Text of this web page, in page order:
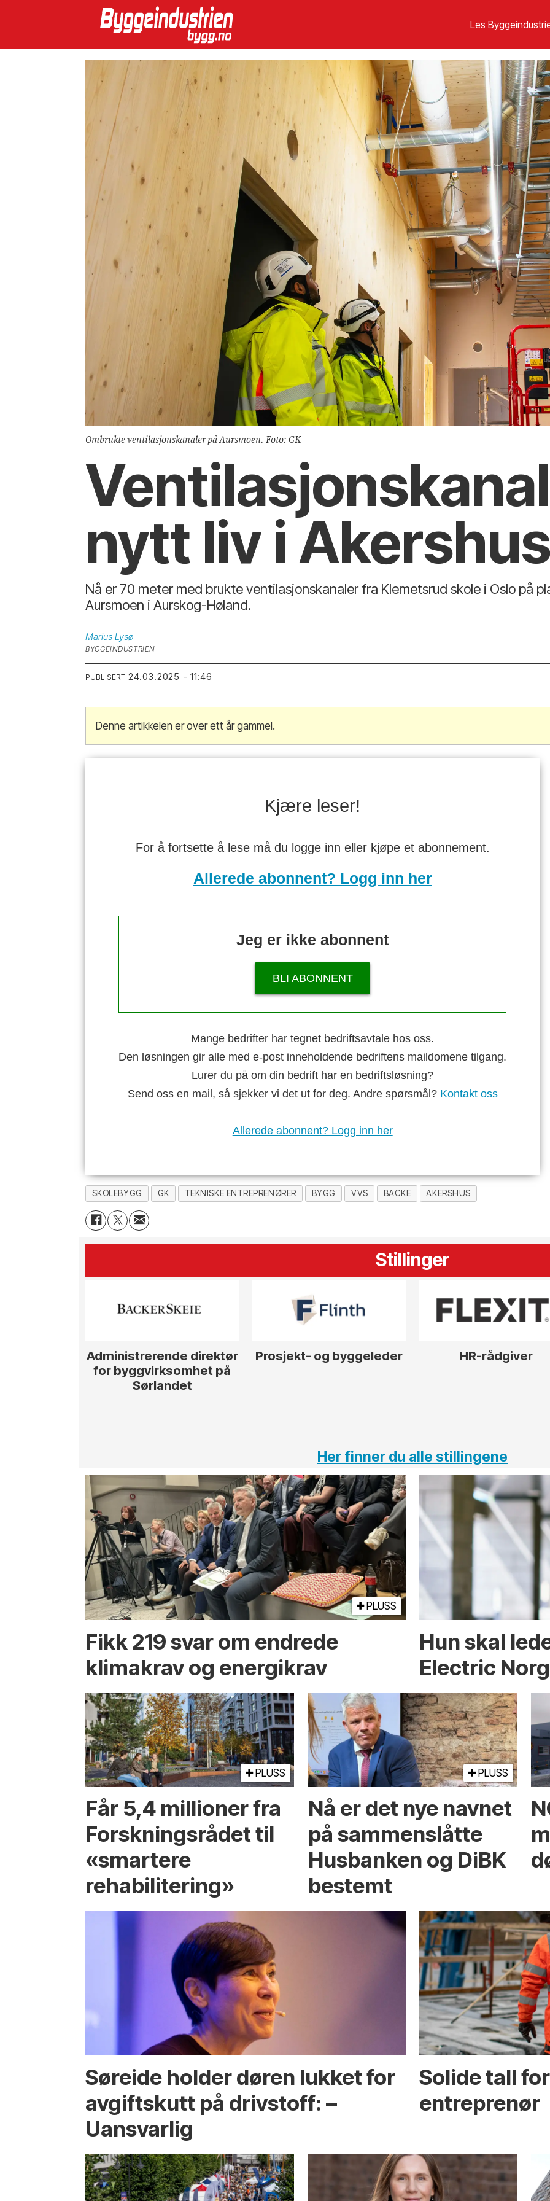
Les
Ombrukte ventilasjonskanaler på Aursmoen. Foto: GK
nytt liv i
Nå er 70 meter med brukte ventilasjonskanaler fra Klemetsrud skole i Oslo på
Aursmoen i Aurskog-Høland.
Marius Lysø
BYGGEINDUSTRIEN
PUBLISERT 24.03.2025 - 11:46
Denne artikkelen er over ett år gammel.
Kjære leser!
For å fortsette å lese må du logge inn eller kjøpe et abonnement.
Allerede abonnent? Logg inn her
Jeg er ikke abonnent
BLI ABONNENT
Mange bedrifter har tegnet bedriftsavtale hos oss.
Den løsningen gir alle med e-post inneholdende bedriftens maildomene tilgang.
Lurer du på om din bedrift har en bedriftsløsning?
Send oss en mail, så sjekker vi det ut for deg. Andre spørsmål? Kontakt oss
Allerede abonnent? Logg inn her
SKOLEBYGG GK TEKNISKE ENTREPRENØRER BYGG VVS BACKE AKERSHUS
Stillinger
Administrerende direktør
for byggvirksomhet på
Sørlandet
Prosjekt- og byggeleder HR-rådgiver
Her finner du alle stillingene
PLUSS
Fikk 219 svar om endrede
klimakrav og energikrav
Hun skal
Electric
PLUSS
Får 5,4 millioner fra
Forskningsrådet til
«smartere
rehabilitering»
PLUSS
Nå er det nye navnet
på sammenslåtte
Husbanken og DiBK
bestemt
Søreide holder døren lukket for
avgiftskutt på drivstoff: –
Uansvarlig
Solide tall
entreprenør